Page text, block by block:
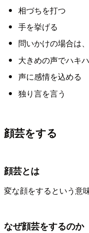
相づちを打つ
手を挙げる
問いかけの場合は
大きめの声でハキ
声に感情を込める
独り言を言う
顔芸をする
顔芸とは
変な顔をするという意
なぜ顔芸をするのか